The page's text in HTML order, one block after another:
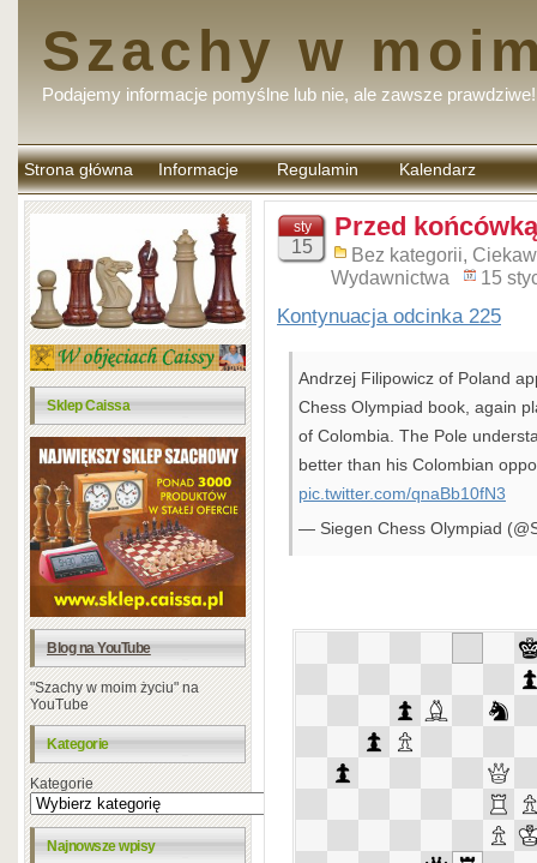
Szachy w
Podajemy informacje pomyślne lub nie, ale zawsze prawdziwe!
Strona główna Informacje Regulamin
komentarzy
Kalendarz
Sklep Caissa
Blog na YouTube
"Szachy w moim życiu" na
YouTube
Kategorie
Kategorie
Najnowsze wpisy
sty
15
Przed
Bez kategorii,
Wydawnictwa
15
Kontynuacja odcinka 225
Andrzej Filipowicz of Poland
Chess Olympiad book, again
of Colombia. The Pole
better than his Colombian
pic.twitter.com/qnaBb10fN3
— Siegen Chess Olympiad